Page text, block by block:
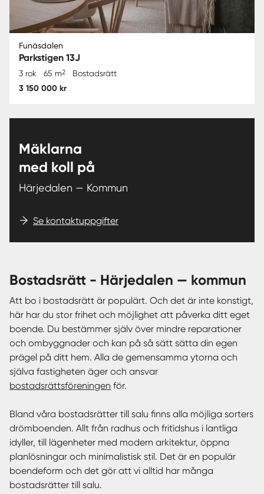
Funäsdalen
Parkstigen 13J
3 rok 65 m2 Bostadsrätt
3 150 000 kr
Mäklarna
med koll på
Härjedalen — Kommun
Se kontaktuppgifter
bostadsrätt - Härjedalen — kommun
Att bo i bostadsrätt är populärt. Och det är inte konstigt,
här har du stor frihet och möjlighet att påverka ditt eget
boende. Du bestämmer själv över mindre reparationer
och ombyggnader och kan på så sätt sätta din egen
prägel på ditt hem. Alla de gemensamma ytorna och
själva fastigheten äger och ansvar
bostadsrättsföreningen för.
Bland våra bostadsrätter till salu finns alla möjliga sorters
drömboenden. Allt från radhus och fritidshus i lantliga
idyller, till lägenheter med modern arkitektur, öppna
planlösningar och minimalistisk stil. Det är en populär
boendeform och det gör att vi alltid har många
bostadsrätter till salu.